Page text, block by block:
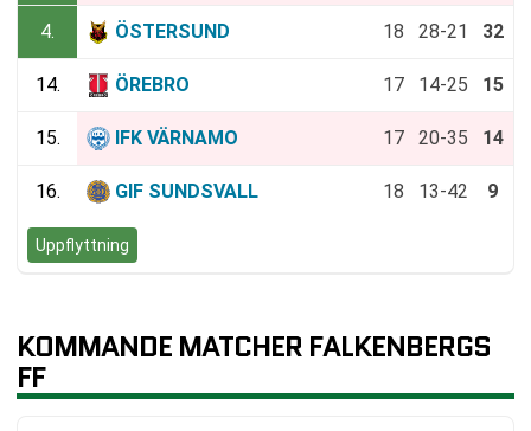
4. ÖSTERSUND 18 28-21 32
14. ÖREBRO 17 14-25 15
15. IFK VÄRNAMO 17 20-35 14
16. GIF SUNDSVALL 18 13-42 9
Uppflyttning
KOMMANDE MATCHER FALKENBERGS
FF